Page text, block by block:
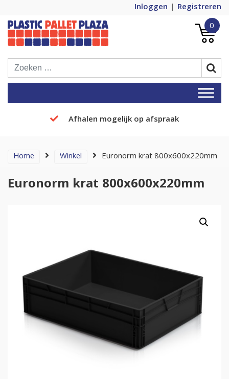
Inloggen
Registreren
Plastic Pallet Plaza
Plastic Pallets Plaza, de nummer 1 in
Europa!
0
Afhalen mogelijk op afspraak
Home Winkel Euronorm krat 800x600x220mm
Euronorm krat 800x600x220mm